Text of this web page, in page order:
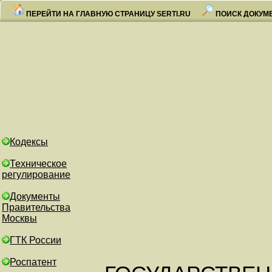
ПЕРЕЙТИ НА ГЛАВНУЮ СТРАНИЦУ SERTI.RU ПОИСК
Кодексы
Техническое
регулирование
Документы
Правительства
Москвы
ГТК России
Роспатент